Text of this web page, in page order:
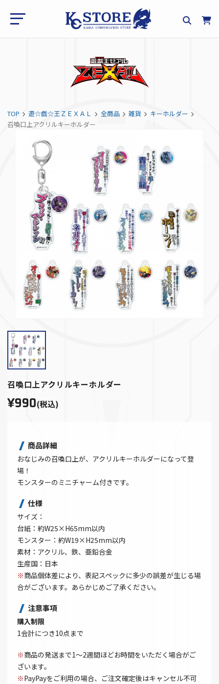
TOP 遊☆戯☆王ＺＥＸＡＬ 全商品 雑貨
キーホルダー
召喚口上アクリルキーホルダー
召喚口上アクリルキーホルダー
¥990(税込)
商品詳細
おなじみの召喚口上が、アクリルキーホルダーになって登
場！
モンスターのミニチャーム付きです。
仕様
サイズ：
台紙：約W25×H65mm以内
モンスター：約W19×H25mm以内
素材：アクリル、鉄、亜鉛合金
生産国：日本
※商品個体差により、表記スペックに多少の誤差が生じる場
合がございます。あらかじめご了承ください。
注意事項
購入制限
1会計につき10点まで
※商品の発送まで1～2週間ほどお時間をいただく場合がご
ざいます。
※PayPayをご利用の場合、ご注文確定後はキャンセル不可